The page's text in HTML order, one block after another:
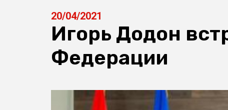
20/04/2021
Игорь Додон
Федерации